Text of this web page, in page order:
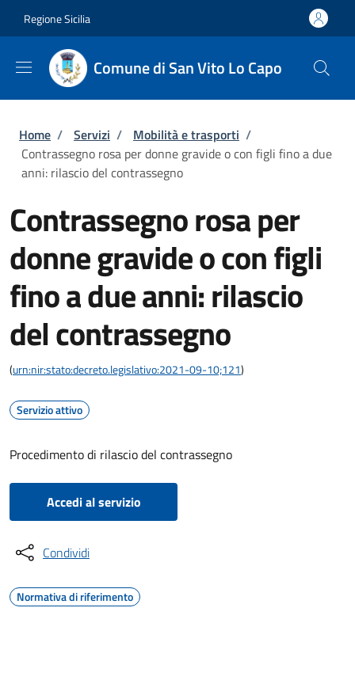
Regione Sicilia
Comune di San Vito Lo Capo
Briciole di pane
Home / Servizi / Mobilità e trasporti /
Contrassegno rosa per donne gravide o con figli fino a due
anni: rilascio del contrassegno
Contrassegno rosa per
donne gravide o con figli
fino a due anni: rilascio
del contrassegno
(urn:nir:stato:decreto.legislativo:2021-09-10;121)
Servizio attivo
Procedimento di rilascio del contrassegno
Accedi al servizio
Condividi
Normativa di riferimento